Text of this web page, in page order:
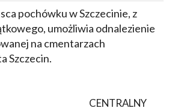
pochówku w Szczecinie, z
umożliwia odnalezienie
na cmentarzach
Szczecin.
CENTRALNY